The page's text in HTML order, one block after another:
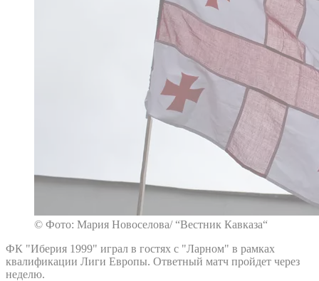
© Фото: Мария Новоселова/ “Вестник Кавказа“
ФК "Иберия 1999" играл в гостях с "Ларном" в рамках
квалификации Лиги Европы. Ответный матч пройдет через
неделю.